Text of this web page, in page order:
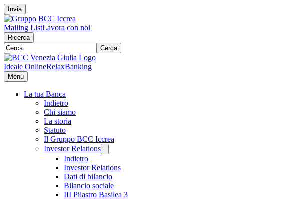
Invia
Mailing ListLavora con noi
Ricerca
Cerca
Ideale OnlineRelaxBanking
Menu
La tua Banca
Indietro
Chi siamo
La storia
Statuto
Il Gruppo BCC Iccrea
Investor Relations
Indietro
Investor Relations
Dati di bilancio
Bilancio sociale
III Pilastro Basilea 3